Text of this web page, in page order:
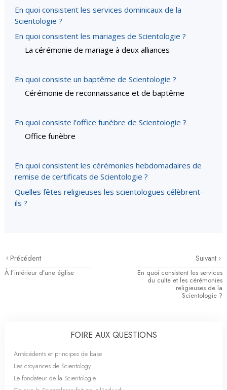
En quoi consistent les services dominicaux de la
Scientologie ?
En quoi consistent les mariages de Scientologie ?
La cérémonie de mariage à deux alliances
En quoi consiste un baptême de Scientologie ?
Cérémonie de reconnaissance et de baptême
En quoi consiste l’office funèbre de Scientologie ?
Office funèbre
En quoi consistent les cérémonies hebdomadaires de
remise de certificats de Scientologie ?
Quelles fêtes religieuses les scientologues célèbrent-
ils ?
Précédent
À l’intérieur d’une église
Suivant
En quoi consistent les services
du culte et les cérémonies
religieuses de la
Scientologie ?
FOIRE AUX QUESTIONS
Antécédents et principes de base
Les croyances de Scientology
Le fondateur de la Scientologie